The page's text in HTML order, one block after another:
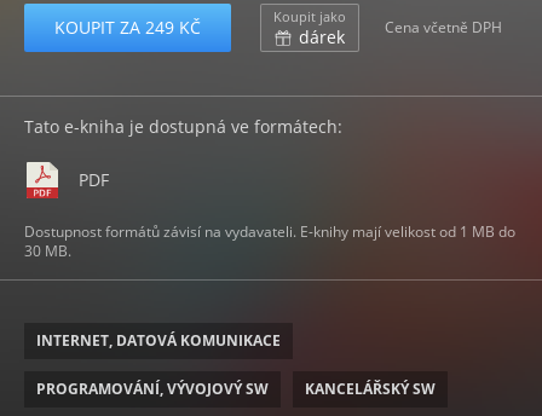
KOUPIT ZA 249 KČ Koupit jako
dárek Cena včetně DPH
Tato e-kniha je dostupná ve formátech:
PDF
Dostupnost formátů závisí na vydavateli. E-knihy mají velikost od 1 MB do
30 MB.
INTERNET, DATOVÁ KOMUNIKACE
PROGRAMOVÁNÍ, VÝVOJOVÝ SW KANCELÁŘSKÝ SW